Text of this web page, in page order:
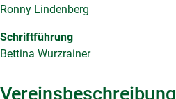
Ronny Lindenberg
Schriftführung
Bettina Wurzrainer
Vereinsbeschreibung